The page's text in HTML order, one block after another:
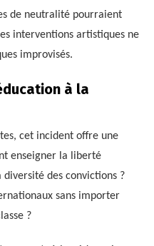
de neutralité pourraient
interventions artistiques ne
improvisés.
à la
cet incident offre une
enseigner la liberté
diversité des convictions ?
sans importer
?